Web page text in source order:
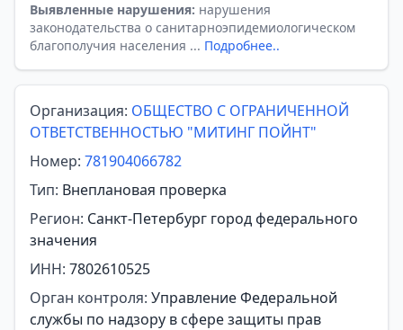
Выявленные нарушения: нарушения
законодательства о санитарноэпидемиологическом
благополучия населения ... Подробнее..
Организация: ОБЩЕСТВО С ОГРАНИЧЕННОЙ
ОТВЕТСТВЕННОСТЬЮ "МИТИНГ ПОЙНТ"
Номер: 781904066782
Тип: Внеплановая проверка
Регион: Санкт-Петербург город федерального
значения
ИНН: 7802610525
Орган контроля: Управление Федеральной
службы по надзору в сфере защиты прав